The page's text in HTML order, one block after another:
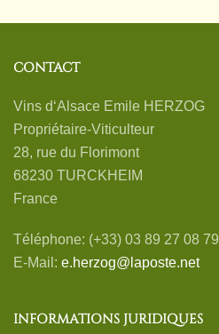
CONTACT
Vins d‘Alsace Emile HERZOG
Propriétaire-Viticulteur
28, rue du Florimont
68230 TURCKHEIM
France
Téléphone: (+33) 03 89 27 08 79
E-Mail: e.herzog@laposte.net
INFORMATIONS JURIDIQUES